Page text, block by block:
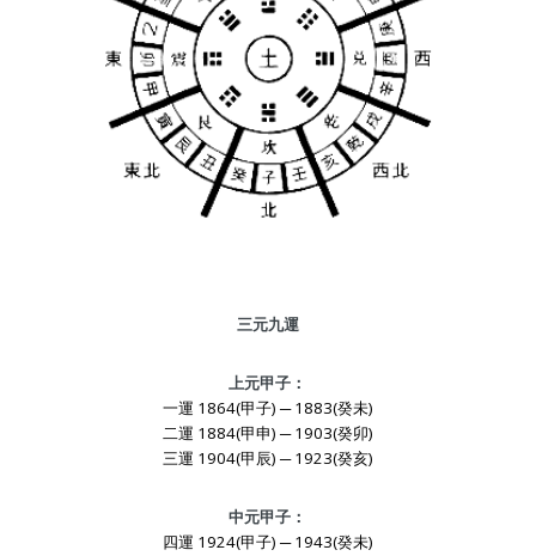
三元九運
上元甲子：
一運 1864(甲子) ─ 1883(癸未)
二運 1884(甲申) ─ 1903(癸卯)
三運 1904(甲辰) ─ 1923(癸亥)
中元甲子：
四運 1924(甲子) ─ 1943(癸未)